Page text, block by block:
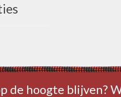
de hoogte blijven?